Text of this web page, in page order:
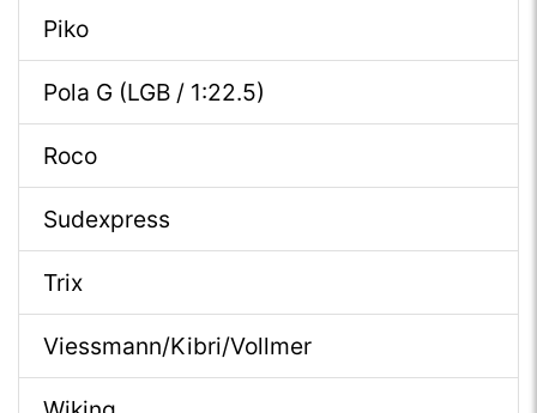
Piko
Pola G (LGB / 1:22.5)
Roco
Sudexpress
Trix
Viessmann/Kibri/Vollmer